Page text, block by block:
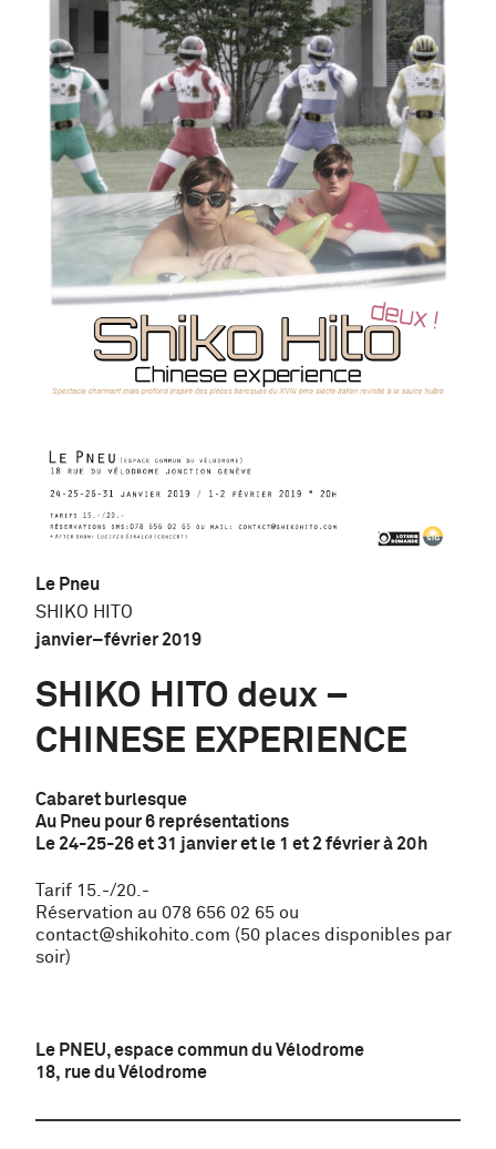
Le Pneu
SHIKO HITO
janvier–février 2019
SHIKO HITO deux –
CHINESE EXPERIENCE
Cabaret burlesque
Au Pneu pour 6 représentations
Le 24-25-26 et 31 janvier et le 1 et 2 février à 20h
Tarif 15.-/20.-
Réservation au 078 656 02 65 ou
contact@shikohito.com (50 places disponibles par
soir)
Le PNEU, espace commun du Vélodrome
18, rue du Vélodrome